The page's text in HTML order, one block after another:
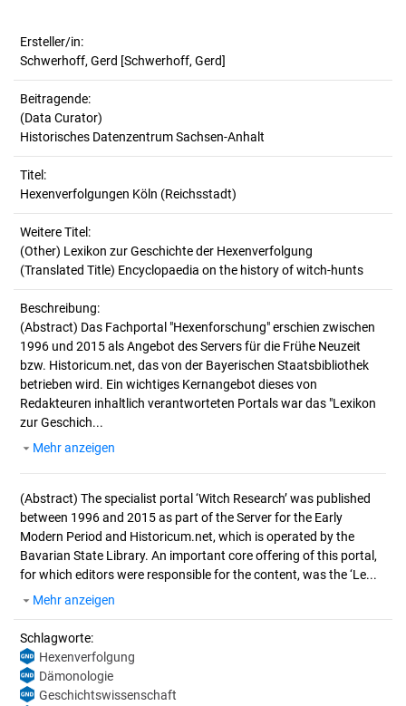
Ersteller/in:
Schwerhoff, Gerd [Schwerhoff, Gerd]
Beitragende:
(Data Curator)
Historisches Datenzentrum Sachsen-Anhalt
Titel:
Hexenverfolgungen Köln (Reichsstadt)
Weitere Titel:
(Other) Lexikon zur Geschichte der Hexenverfolgung
(Translated Title) Encyclopaedia on the history of witch-hunts
Beschreibung:
(Abstract) Das Fachportal "Hexenforschung" erschien zwischen
1996 und 2015 als Angebot des Servers für die Frühe Neuzeit
bzw. Historicum.net, das von der Bayerischen Staatsbibliothek
betrieben wird. Ein wichtiges Kernangebot dieses von
Redakteuren inhaltlich verantworteten Portals war das "Lexikon
zur Geschich...
Mehr anzeigen
(Abstract) The specialist portal ‘Witch Research’ was published
between 1996 and 2015 as part of the Server for the Early
Modern Period and Historicum.net, which is operated by the
Bavarian State Library. An important core offering of this portal,
for which editors were responsible for the content, was the ‘Le...
Mehr anzeigen
Schlagworte:
Hexenverfolgung
Dämonologie
Geschichtswissenschaft